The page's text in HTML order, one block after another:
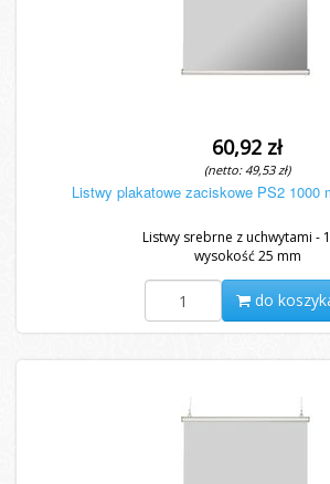
60,92 zł
(netto: 49,53 zł)
Listwy plakatowe zaciskowe PS2 1000
Listwy srebrne z uchwytami -
wysokość 25 mm
do